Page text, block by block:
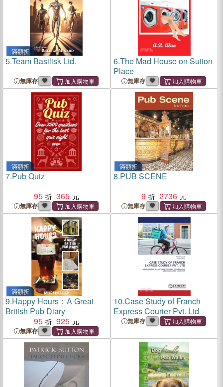
滿額折
5.Team Basilisk Ltd.
無庫存
6.The Mad House on Sutton
Place
無庫存
滿額折
7.Pub Quiz
95
365
無庫存
滿額折
8.PUB SCENE
9
2736
無庫存
滿額折
9.Happy Hours：A Great
British Pub Diary
95
925
無庫存
10.Case Study of Franch
Express Courier Pvt. Ltd
無庫存